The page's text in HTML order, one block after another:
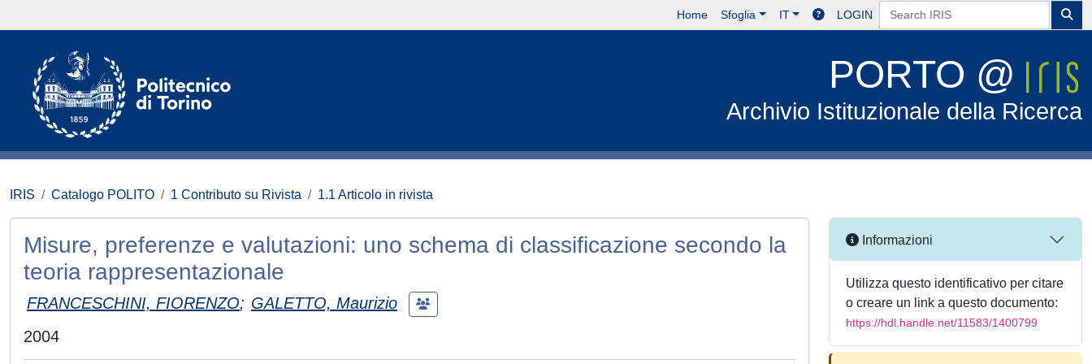
Home Sfoglia IT LOGIN
PORTO @
Archivio Istituzionale della Ricerca
IRIS Catalogo POLITO 1 Contributo su Rivista 1.1 Articolo in rivista
Misure, preferenze e valutazioni: uno schema di classificazione secondo la
teoria rappresentazionale
FRANCESCHINI, FIORENZO; GALETTO, Maurizio
2004
Informazioni
Utilizza questo identificativo per citare
o creare un link a questo documento:
https://hdl.handle.net/11583/1400799